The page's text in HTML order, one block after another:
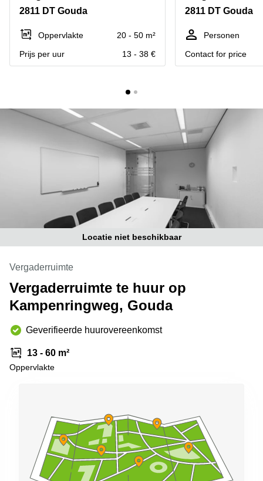
Hengelo
Hilversum
Hoofddorp
Tiel
Zwolle
Reeuwijk
Business
Arnhem
Westpoort
Hilversum
Coworking
space
Coworking
Arnhem
Kantoorruimte
in Arnhem
space
Coworking
space
Kantoor
Huren
Hengelo
2811 DT Gouda
Oppervlakte
20 - 50 m²
Prijs per uur
13 - 38 €
2811 DT Gouda
Personen
Contact for price
Locatie niet beschikbaar
Vergaderruimte
Vergaderruimte te huur op
Kampenringweg, Gouda
Geverifieerde huurovereenkomst
13 - 60 m²
Oppervlakte